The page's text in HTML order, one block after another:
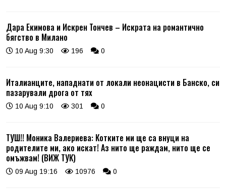
Дара Екимова и Искрен Тончев – Искрата на романтично
бягство в Милано
10 Aug 9:30 196 0
Италианците, нападнати от локали неонацисти в Банско, си
пазарували дрога от тях
10 Aug 9:10 301 0
ТУШ!! Моника Валериева: Котките ми ще са внуци на
родителите ми, ако искат! Аз нито ще раждам, нито ще се
омъжвам! (ВИЖ ТУК)
09 Aug 19:16 10976 0